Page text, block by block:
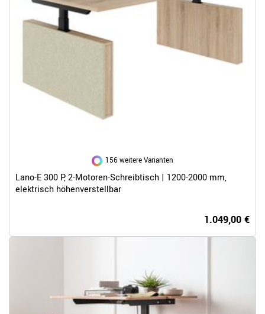
156 weitere Varianten
Lano-E 300 P, 2-Motoren-Schreibtisch | 1200-2000 mm,
elektrisch höhenverstellbar
1.049,00 €